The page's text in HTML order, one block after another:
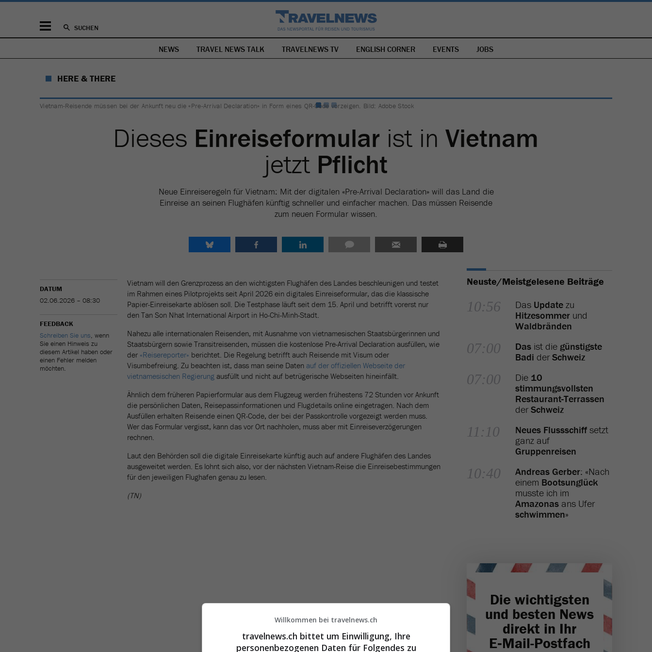
SUCHEN
NAVIGATION
ÜBERSPRINGEN
NEWS TRAVEL NEWS TALK TRAVELNEWS TV ENGLISH CORNER EVENTS JOBS
HERE & THERE
Vietnam-Reisende müssen bei der Ankunft neu die «Pre-Arrival Declaration» in Form eines QR-Code vorzeigen. Bild: Adobe Stock
Dieses Einreiseformular ist inVietnam
jetzt Pflicht
Neue Einreiseregeln für Vietnam: Mit der digitalen «Pre-Arrival Declaration» will das Land die
Einreise an seinen Flughäfen künftig schneller und einfacher machen. Das müssen Reisende
zum neuen Formular wissen.
DATUM
02.06.2026 – 08:30
FEEDBACK
Schreiben Sie uns, wenn
Sie einen Hinweis zu
diesem Artikel haben oder
einen Fehler melden
möchten.
Vietnam will den Grenzprozess an den wichtigsten Flughäfen des Landes beschleunigen und testet
im Rahmen eines Pilotprojekts seit April 2026 ein digitales Einreiseformular, das die klassische
Papier-Einreisekarte ablösen soll. Die Testphase läuft seit dem 15. April und betrifft vorerst nur
den Tan Son Nhat International Airport in Ho-Chi-Minh-Stadt.
Nahezu alle internationalen Reisenden, mit Ausnahme von vietnamesischen Staatsbürgerinnen und
Staatsbürgern sowie Transitreisenden, müssen die kostenlose Pre-Arrival Declaration ausfüllen, wie
der «Reisereporter» berichtet. Die Regelung betrifft auch Reisende mit Visum oder
Visumbefreiung. Zu beachten ist, dass man seine Daten auf der offiziellen Webseite der
vietnamesischen Regierung ausfüllt und nicht auf betrügerische Webseiten hineinfällt.
Ähnlich dem früheren Papierformular aus dem Flugzeug werden frühestens 72 Stunden vor Ankunft
die persönlichen Daten, Reisepassinformationen und Flugdetails online eingetragen. Nach dem
Ausfüllen erhalten Reisende einen QR-Code, der bei der Passkontrolle vorgezeigt werden muss.
Wer das Formular vergisst, kann das vor Ort nachholen, muss aber mit Einreiseverzögerungen
rechnen.
Laut den Behörden soll die digitale Einreisekarte künftig auch auf andere Flughäfen des Landes
ausgeweitet werden. Es lohnt sich also, vor der nächsten Vietnam-Reise die Einreisebestimmungen
für den jeweiligen Flughafen genau zu lesen.
(TN)
Neuste/Meistgelesene Beiträge
10:56 Das Update zu
Hitzesommer und
Waldbränden
07:00 Das ist die günstigste
Badi derSchweiz
07:00 Die 10
stimmungsvollsten
Restaurant-Terrassen
derSchweiz
11:10 Neues Flussschiff setzt
ganz auf
Gruppenreisen
10:40 Andreas Gerber: «Nach
einem Bootsunglück
musste ich im
Amazonas ans Ufer
schwimmen»
Die wichtigsten
und besten News
direkt in Ihr
E‑Mail-Postfach
Willkommen bei travelnews.ch
travelnews.ch bittet um Einwilligung, Ihre
personenbezogenen Daten für Folgendes zu